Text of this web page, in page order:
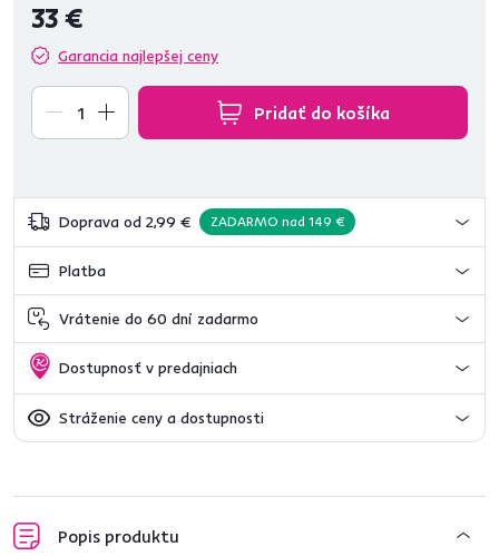
33 €
Garancia najlepšej ceny
Pridať do košíka
Doprava od 2,99 € ZADARMO nad 149 €
Platba
Vrátenie do 60 dní zadarmo
Dostupnosť v predajniach
Stráženie ceny a dostupnosti
Popis produktu